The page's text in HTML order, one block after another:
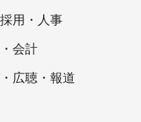
用・人事
会計
広聴・報道